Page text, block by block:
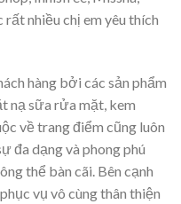
nhiều chị em yêu thích
hàng bởi các sản phẩm
nạ sữa rửa mặt, kem
về trang điểm cũng luôn
đa dạng và phong phú
thể bàn cãi. Bên cạnh
vụ vô cùng thân thiện